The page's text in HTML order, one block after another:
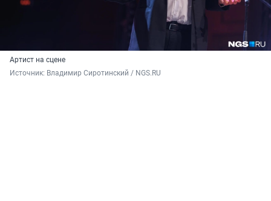
Артист на сцене
Источник: Владимир Сиротинский / NGS.RU